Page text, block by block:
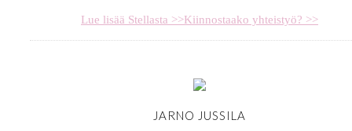
Lue lisää Stellasta >>Kiinnostaako yhteistyö? >>
JARNO JUSSILA